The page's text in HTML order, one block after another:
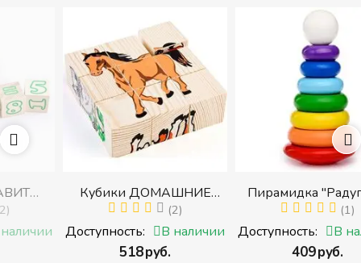
Кубики ДОМАШНИЕ
ЖИВОТНЫЕ (Томик)
(Набор кубиков
разрезных (складных))
(2)
Доступность: В наличии
руб.
Пирамидка "Радуга" (8
деталей) (Пирамидка
среднего размера)
(1)
Доступность: В наличии
руб.